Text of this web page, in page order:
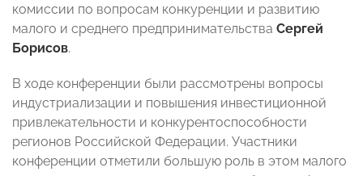
комиссии по вопросам конкуренции и развитию
малого и среднего предпринимательства Сергей
Борисов.
В ходе конференции были рассмотрены вопросы
индустриализации и повышения инвестиционной
привлекательности и конкурентоспособности
регионов Российской Федерации. Участники
конференции отметили большую роль в этом малого